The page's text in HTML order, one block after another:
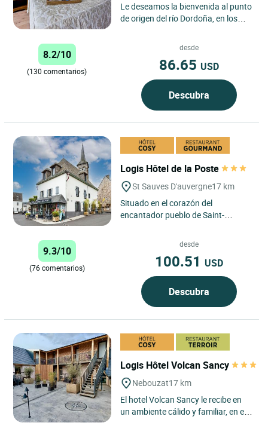
Le deseamos la bienvenida al punto
de origen del río Dordoña, en los
Dore, protegido en...
8.2/10
(130 comentarios)
desde
86.65 USD
Descubra
Logis Hôtel de la Poste
St Sauves D'auvergne17 km
Situado en el corazón del
encantador pueblo de Saint-
minutos de las famosas
9.3/10
(76 comentarios)
desde
100.51 USD
Descubra
Logis Hôtel Volcan Sancy
Nebouzat17 km
El hotel Volcan Sancy le recibe en
un ambiente cálido y familiar, en el